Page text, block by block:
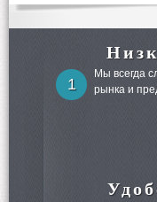
1
Мы всегда
рынка и